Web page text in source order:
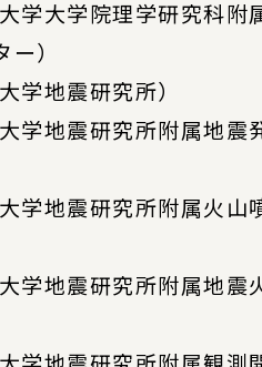
学大学院理学研究科附
）
地震研究所）
地震研究所附属地震
学地震研究所附属火山
学地震研究所附属地震